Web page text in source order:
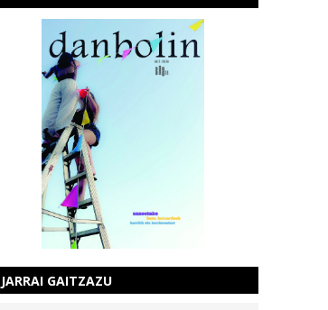
JARRAI GAITZAZU